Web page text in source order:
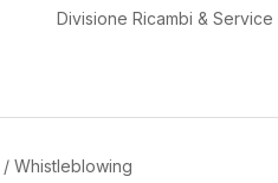
Divisione Ricambi & Service
/ Whistleblowing